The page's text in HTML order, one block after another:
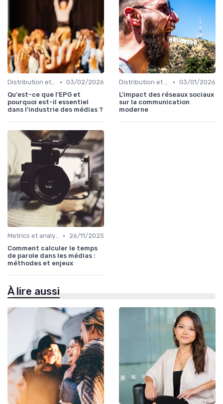
Distribution et acquisition • 03/02/2026
Qu'est-ce que l'EPG et
pourquoi est-il essentiel
dans l'industrie des médias ?
Distribution et acquisition • 03/01/2026
L'impact des réseaux sociaux
sur la communication
moderne
Metrics et analytics •
26/11/2025
Comment calculer le temps
de parole dans les médias :
méthodes et enjeux
À lire aussi